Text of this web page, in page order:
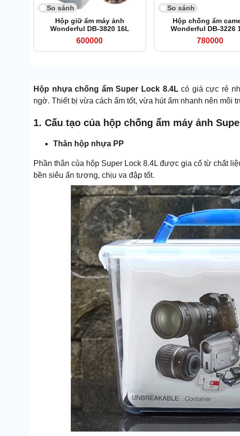
So sánh
Hộp giữ ẩm máy ảnh
Wonderful DB-3820 16L
600000
So sánh
Hộp chống ẩm
Wonderful DB-3226
780000
Hộp nhựa chống ẩm Super Lock 8.4Lcó giá cực rẻ
ngờ. Thiết bị vừa cách ẩm tốt, vừa hút ẩm nhanh nên
1. Cấu tạo của hộp chống ẩm máy ảnh
Thân hộp nhựa PP
Phần thân của hộp Super Lock 8.4L được gia cố từ chất
bền siêu ấn tượng, chịu va đập tốt.